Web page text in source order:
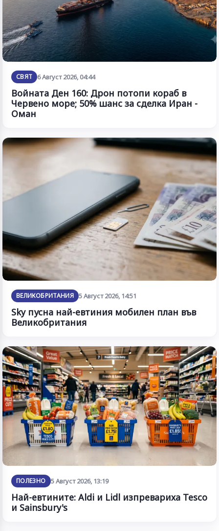
СВЯТ 6 Август 2026, 04:44
Войната Ден 160: Дрон потопи кораб в
Червено море; 50% шанс за сделка Иран -
Оман
ВЕЛИКОБРИТАНИЯ 5 Август 2026, 14:51
Sky пусна най-евтиния мобилен план във
Великобритания
ПОЛЕЗНО 5 Август 2026, 13:19
Най-евтините: Aldi и Lidl изпревариха Tesco
и Sainsbury's